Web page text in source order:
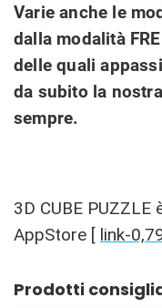
Varie anche le
dalla modalità
delle quali
da subito la
sempre.
3D CUBE
AppStore [ link-
Prodotti